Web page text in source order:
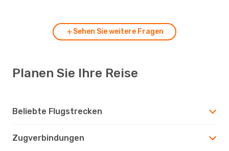
Sehen Sie weitere Fragen
Planen Sie Ihre Reise
Beliebte Flugstrecken
Zugverbindungen